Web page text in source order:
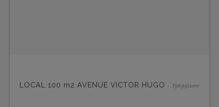
LOCAL 100 m2 AVENUE VICTOR HUGO - T5695lsmr